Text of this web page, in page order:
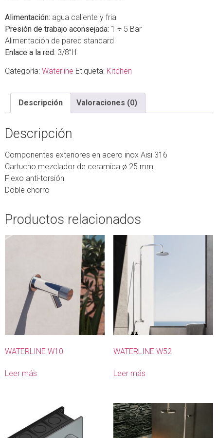
Alimentación: agua caliente y fria
Presión de trabajo aconsejada: 1 ÷ 5 Bar
Alimentación de pared standard
Enlace a la red: 3/8”H
Categoría: Waterline Etiqueta: Kitchen
Descripción Valoraciones (0)
Descripción
Componentes exteriores en acero inox Aisi 316
Cartucho mezclador de ceramica ø 25 mm
Flexo anti-torsión
Doble chorro
Productos relacionados
WATERLINE W10
Leer más
WATERLINE W52
Leer más